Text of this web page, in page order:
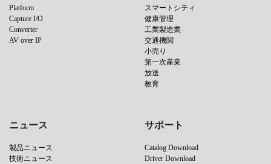
Platform
Capture I/O
Converter
AV over IP
スマートシティ
健康管理
工業製造業
交通機関
小売り
第一次産業
放送
教育
ニュース
製品ニュース
技術ニュース
サポート
Catalog Download
Driver Download